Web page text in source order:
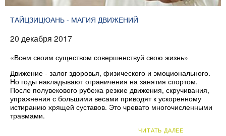
ТАЙЦЗИЦЮАНЬ - МАГИЯ ДВИЖЕНИЙ
20 декабря 2017
«Всем своим существом совершенствуй свою жизнь»
Движение - залог здоровья, физического и эмоционального.
Но годы накладывают ограничения на занятия спортом.
После полувекового рубежа резкие движения, скручивания,
упражнения с большими весами приводят к ускоренному
истиранию хрящей суставов. Это чревато многочисленными
травмами.
ЧИТАТЬ ДАЛЕЕ